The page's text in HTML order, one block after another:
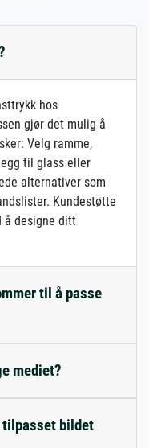
hos
gjør det mulig å
Velg ramme,
til glass eller
alternativer som
Kundestøtte
å designe ditt
til å passe
mediet?
tilpasset bildet